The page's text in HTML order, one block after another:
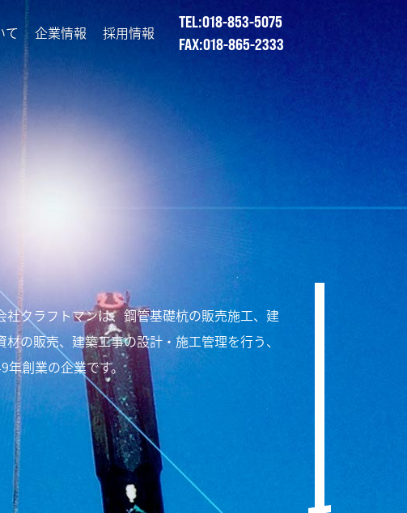
て 企業情報 採用情報
TEL:018-853-5075
FAX:018-865-2333
社クラフトマンは、鋼管基礎杭の販売施工、建
材の販売、建築工事の設計・施工管理を行う、
年創業の企業です。